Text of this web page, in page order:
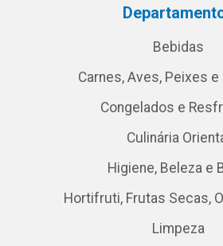
Bebidas
Carnes, Aves, Peixes e
Congelados e
Culinária
Higiene, Beleza e
Hortifruti, Frutas Secas,
Limpeza